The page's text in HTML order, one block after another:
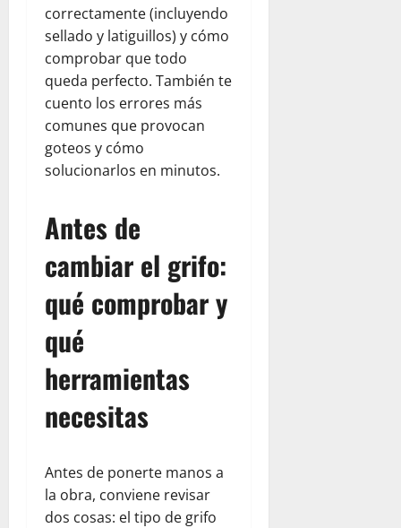
correctamente (incluyendo
sellado y latiguillos) y cómo
comprobar que todo
queda perfecto. También te
cuento los errores más
comunes que provocan
goteos y cómo
solucionarlos en minutos.
Antes de
cambiar el grifo:
qué comprobar y
qué
herramientas
necesitas
Antes de ponerte manos a
la obra, conviene revisar
dos cosas: el tipo de grifo